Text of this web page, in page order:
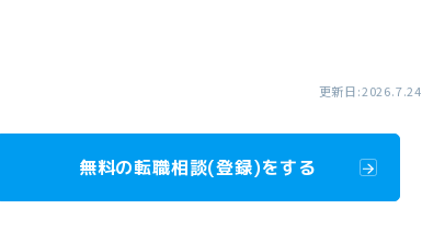
更新日:2026.7.24
無料の転職相談(登録)をする